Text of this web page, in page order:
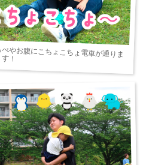
やお腹にこちょこちょ電車が通りま
す！